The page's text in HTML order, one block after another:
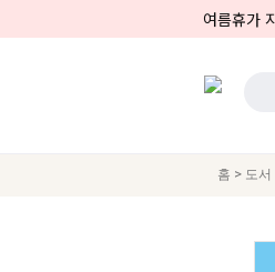
여름휴가
홈 > 도서